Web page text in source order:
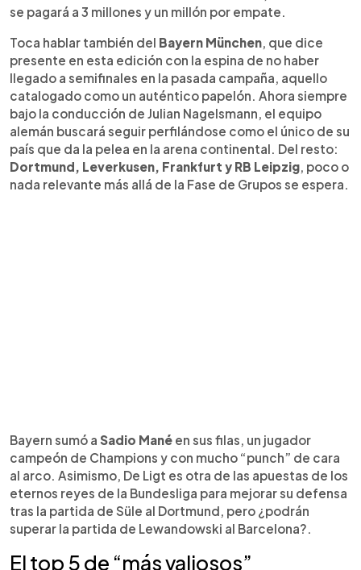
se pagará a 3 millones y un millón por empate.
Toca hablar también del Bayern München, que dice
presente en esta edición con la espina de no haber
llegado a semifinales en la pasada campaña, aquello
catalogado como un auténtico papelón. Ahora siempre
bajo la conducción de Julian Nagelsmann, el equipo
alemán buscará seguir perfilándose como el único de su
país que da la pelea en la arena continental. Del resto:
Dortmund, Leverkusen, Frankfurt y RB Leipzig, poco o
nada relevante más allá de la Fase de Grupos se espera.
Bayern sumó a Sadio Mané en sus filas, un jugador
campeón de Champions y con mucho “punch” de cara
al arco. Asimismo, De Ligt es otra de las apuestas de los
eternos reyes de la Bundesliga para mejorar su defensa
tras la partida de Süle al Dortmund, pero ¿podrán
superar la partida de Lewandowski al Barcelona?.
El top 5 de “más valiosos”